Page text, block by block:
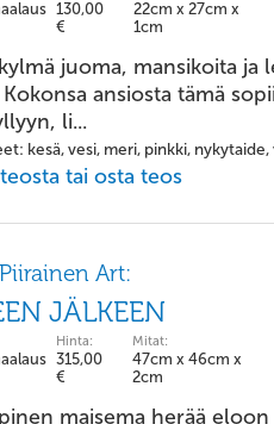
130,00
€
22cm x 27cm x
1cm
juoma, mansikoita
ansiosta tämä
li...
kesä, vesi, meri, pinkki,
tai osta teos
Art:
JÄLKEEN
Hinta:
315,00
€
Mitat:
47cm x 46cm x
2cm
maisema herää